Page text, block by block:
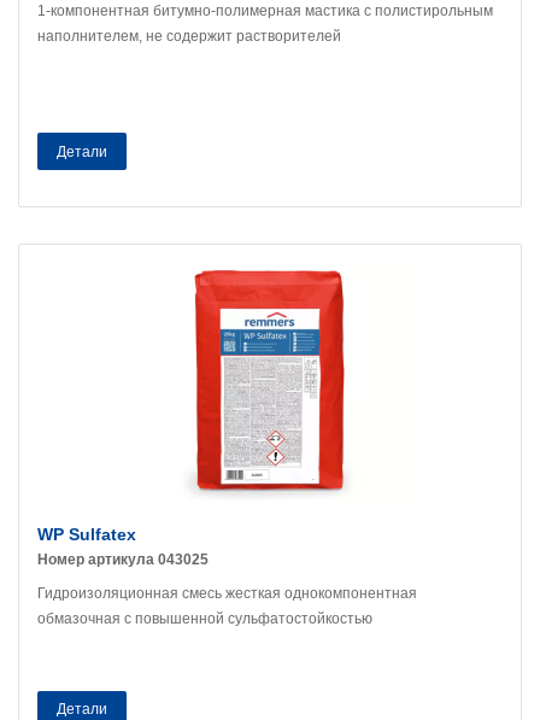
1-компонентная битумно-полимерная мастика с полистирольным
наполнителем, не содержит растворителей
Детали
WP Sulfatex
Номер артикула 043025
Гидроизоляционная смесь жесткая однокомпонентная
обмазочная с повышенной сульфатостойкостью
Детали